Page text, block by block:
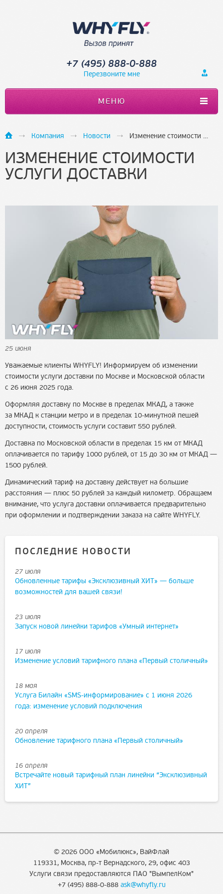
+7 (495) 888-0-888
Перезвоните мне
МЕНЮ
Компания Новости Изменение стоимости услуги доставки
ИЗМЕНЕНИЕ СТОИМОСТИ
УСЛУГИ ДОСТАВКИ
25 июня
Уважаемые клиенты WHYFLY! Информируем об изменении
стоимости услуги доставки по Москве и Московской области
с 26 июня 2025 года.
Оформляя доставку по Москве в пределах МКАД, а также
за МКАД к станции метро и в пределах 10-минутной пешей
доступности, стоимость услуги составит 550 рублей.
Доставка по Московской области в пределах 15 км от МКАД
оплачивается по тарифу 1000 рублей, от 15 до 30 км от МКАД —
1500 рублей.
Динамический тариф на доставку действует на большие
расстояния — плюс 50 рублей за каждый километр. Обращаем
внимание, что услуга доставки оплачивается предварительно
при оформлении и подтверждении заказа на сайте WHYFLY.
ПОСЛЕДНИЕ НОВОСТИ
27 июля
Обновленные тарифы «Эксклюзивный ХИТ» — больше
возможностей для вашей связи!
23 июля
Запуск новой линейки тарифов «Умный интернет»
17 июля
Изменение условий тарифного плана «Первый столичный»
18 мая
Услуга Билайн «SMS-информирование» с 1 июня 2026
года: изменение условий подключения
20 апреля
Обновление тарифного плана «Первый столичный»
16 апреля
Встречайте новый тарифный план линейки “Эксклюзивный
ХИТ”
© 2026 ООО «Мобилюкс», ВайФлай
119331, Москва, пр-т Вернадского, 29, офис 403
Услуги связи предоставляются ПАО "ВымпелКом"
+7 (495) 888-0-888 ask@whyfly.ru